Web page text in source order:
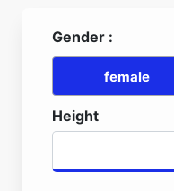
Gender :
female
Height